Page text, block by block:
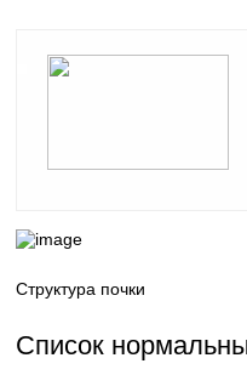
Структура почки
Список